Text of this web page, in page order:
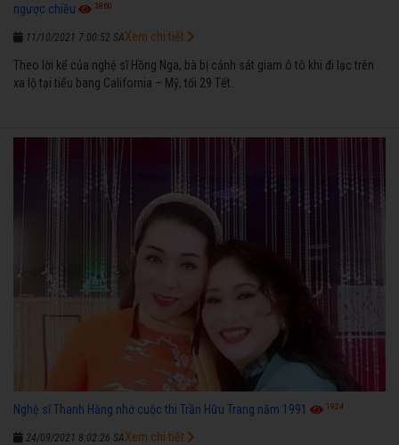
ngược chiều
3860
11/10/2021 7:00:52 SA
Theo lời kể của nghệ sĩ Hồng Nga, bà bị cảnh sát giam ô tô khi đi lạc trên
xa lộ tại tiểu bang California – Mỹ, tối 29 Tết.
Xem chi tiết
Nghệ sĩ Thanh Hằng nhớ cuộc thi Trần Hữu Trang năm 1991 1924
24/09/2021 8:02:26 SAXem chi tiết